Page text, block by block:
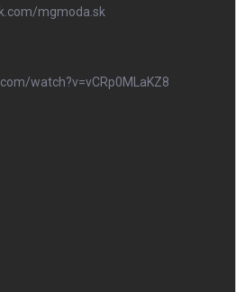
mgmoda.sk
watch?v=vCRp0MLaKZ8